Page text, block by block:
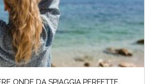
ONDE DA SPIAGGIA PERFETTE